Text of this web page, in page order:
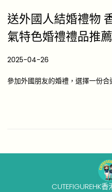
送外國人結婚禮物
氣特色婚禮禮品推薦
P
s
n
2025-04-26
2
-
0
參加外國朋友的婚禮，選擇一份
CUTEFIGUREHK